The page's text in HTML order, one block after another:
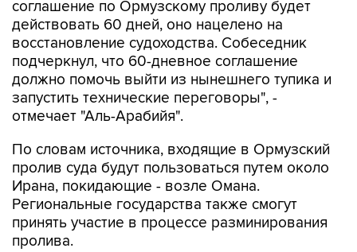
соглашение по Ормузскому проливу будет
действовать 60 дней, оно нацелено на
восстановление судоходства. Собеседник
подчеркнул, что 60-дневное соглашение
должно помочь выйти из нынешнего тупика и
запустить технические переговоры", -
отмечает "Аль-Арабийя".
По словам источника, входящие в Ормузский
пролив суда будут пользоваться путем около
Ирана, покидающие - возле Омана.
Региональные государства также смогут
принять участие в процессе разминирования
пролива.